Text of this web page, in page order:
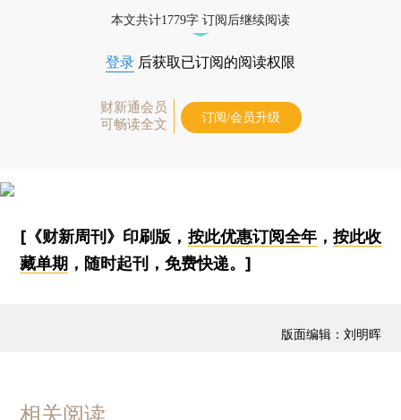
本文共计1779字 订阅后继续阅读
登录 后获取已订阅的阅读权限
财新通会员
可畅读全文
订阅/会员升级
[《财新周刊》印刷版， 按此优惠订阅全年， 按此收
藏单期 ，随时起刊，免费快递。]
版面编辑：刘明晖
相关阅读